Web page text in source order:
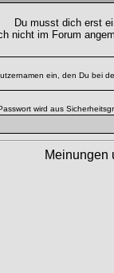
Du musst dich erst
nicht im Forum
ein, den Du bei
wird aus
Meinungen